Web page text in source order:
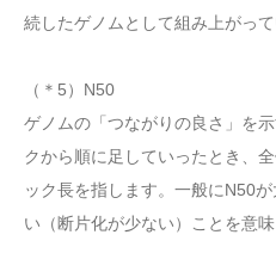
続したゲノムとして組み上がって
（＊5）N50
ゲノムの「つながりの良さ」を
クから順に足していったとき、
ック長を指します。一般にN50
い（断片化が少ない）ことを意味